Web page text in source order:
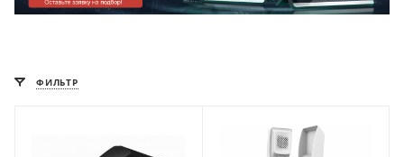
ФИЛЬТР